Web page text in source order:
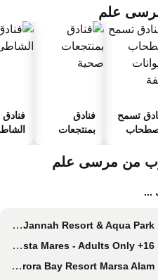
علم
تسمح
فنادق
بمنتجعات
فنادق
من مرسى علم
Amarina Jannah Resort & Aqua Park
JAZ Costa Mares - Adults Only +16
Aurora Bay Resort Marsa Alam